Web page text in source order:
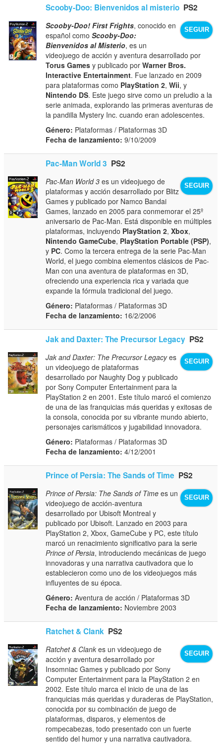
Scooby-Doo: Bienvenidos al misterio PS2
SEGUIR
Scooby-Doo! First Frights, conocido en
español comoScooby-Doo:
Bienvenidos al Misterio, es un
videojuego de acción y aventura desarrollado por
Torus Games y publicado porWarner Bros.
Interactive Entertainment. Fue lanzado en 2009
para plataformas como PlayStation 2,Wii, y
Nintendo DS. Este juego sirve como un preludio a la
serie animada, explorando las primeras aventuras de
la pandilla Mystery Inc. cuando eran adolescentes.
Género: Plataformas / Plataformas 3D
Fecha de lanzamiento: 9/10/2009
Pac-Man World 3 PS2
SEGUIR
Pac-Man World 3 es un videojuego de
plataformas y acción desarrollado por Blitz
Games y publicado por Namco Bandai
Games, lanzado en 2005 para conmemorar el 25º
aniversario de Pac-Man. Está disponible en múltiples
plataformas, incluyendo PlayStation 2,Xbox,
Nintendo GameCube, PlayStation Portable (PSP),
y PC. Como la tercera entrega de la serie Pac-Man
World, el juego combina elementos clásicos de Pac-
Man con una aventura de plataformas en 3D,
ofreciendo una experiencia rica y variada que
expande la fórmula tradicional del juego.
Género: Plataformas / Plataformas 3D
Fecha de lanzamiento: 16/2/2006
Jak and Daxter: The Precursor Legacy PS2
SEGUIR
Jak and Daxter: The Precursor Legacyes
un videojuego de plataformas
desarrollado por Naughty Dog y publicado
por Sony Computer Entertainment para la
PlayStation 2 en 2001. Este título marcó el comienzo
de una de las franquicias más queridas y exitosas de
la consola, conocida por su vibrante mundo abierto,
personajes carismáticos y jugabilidad innovadora.
Género: Plataformas / Plataformas 3D
Fecha de lanzamiento: 4/12/2001
Prince of Persia: The Sands of Time PS2
SEGUIR
Prince of Persia: The Sands of Time es un
videojuego de acción-aventura
desarrollado por Ubisoft Montreal y
publicado por Ubisoft. Lanzado en 2003 para
PlayStation 2, Xbox, GameCube y PC, este título
marcó un renacimiento significativo para la serie
Prince of Persia, introduciendo mecánicas de juego
innovadoras y una narrativa cautivadora que lo
establecieron como uno de los videojuegos más
influyentes de su época.
Género: Aventura de acción / Plataformas 3D
Fecha de lanzamiento: Noviembre 2003
Ratchet & Clank PS2
SEGUIR
Ratchet & Clank es un videojuego de
acción y aventura desarrollado por
Insomniac Games y publicado por Sony
Computer Entertainment para la PlayStation 2 en
2002. Este título marca el inicio de una de las
franquicias más queridas y duraderas de PlayStation,
conocida por su combinación de juego de
plataformas, disparos, y elementos de
rompecabezas, todo presentado con un fuerte
sentido del humor y una narrativa cautivadora.